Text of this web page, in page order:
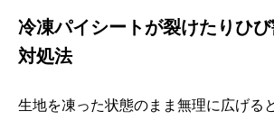
冷凍パイシートが裂けたりひ
対処法
生地を凍った状態のまま無理に広げる